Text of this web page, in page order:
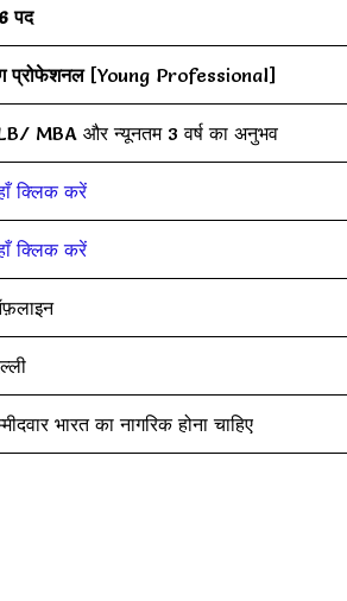
पद
प्रोफेशनल[Young Professional]
MBA और न्यूनतम 3 वर्ष का अनुभव
क्लिक करें
क्लिक करें
भारत का नागरिक होना चाहिए